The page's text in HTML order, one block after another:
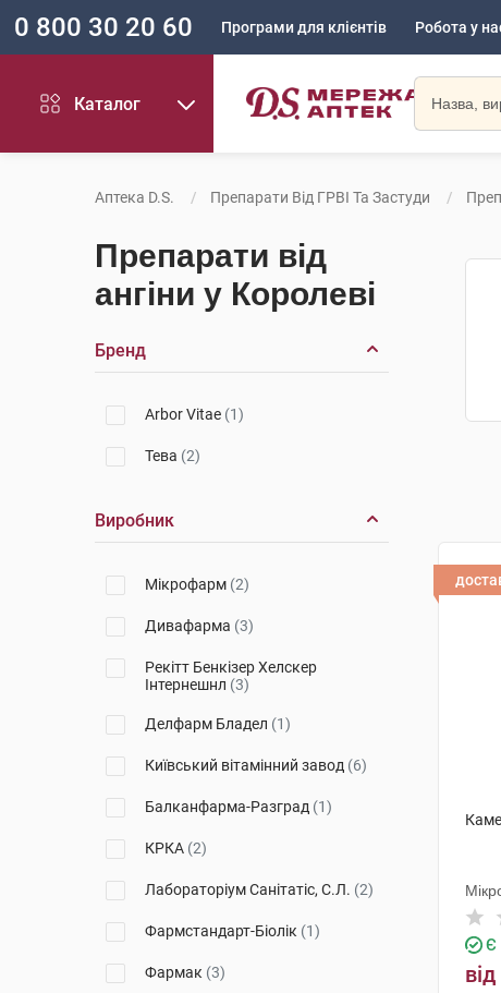
0 800 30 20 60 Програми для клієнтів Робота у
Каталог
Аптека D.S. Препарати Від ГРВІ Та Застуди
Препарати від
ангіни у Королеві
Бренд
Arbor Vitae (1)
Тева (2)
Виробник
Мікрофарм (2)
Дивафарма (3)
Рекітт Бенкізер Хелскер
Інтернешнл (3)
Делфарм Бладел (1)
Київський вітамінний завод (6)
Балканфарма-Разград (1)
КРКА (2)
Лабораторіум Санітатіс, С.Л. (2)
Фармстандарт-Біолік (1)
Фармак (3)
Є
від